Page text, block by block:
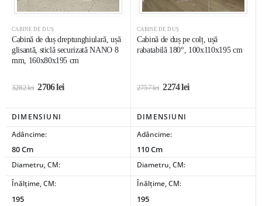
CABINE DE DUȘ
Cabină de duș dreptunghiulară, ușă
glisantă, sticlă securizată NANO 8
mm, 160x80x195 cm
3282lei 2706lei
CABINE DE DUȘ
Cabină de duș pe colț, ușă
rabatabilă 180°, 100x110x195 cm
2757lei 2274lei
DIMENSIUNI
DIMENSIUNI
Adâncime:
80 Cm
Adâncime:
110 Cm
Diametru, CM:
Diametru, CM:
Înălțime, CM:
195
Înălțime, CM:
195